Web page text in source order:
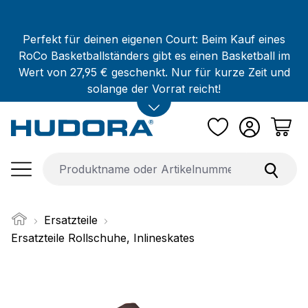
Perfekt für deinen eigenen Court: Beim Kauf eines
RoCo Basketballständers gibt es einen Basketball im
Wert von 27,95 € geschenkt. Nur für kurze Zeit und
solange der Vorrat reicht!
Ersatzteile
Ersatzteile Rollschuhe, Inlineskates